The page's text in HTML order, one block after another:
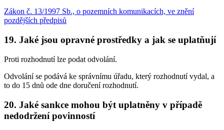
Zákon č. 13/1997 Sb., o pozemních komunikacích, ve znění
pozdějších předpisů
19. Jaké jsou opravné prostředky a jak se uplatňují
Proti rozhodnutí lze podat odvolání.
Odvolání se podává ke správnímu úřadu, který rozhodnutí vydal, a
to do 15 dnů ode dne doručení rozhodnutí.
20. Jaké sankce mohou být uplatněny v případě
nedodržení povinností